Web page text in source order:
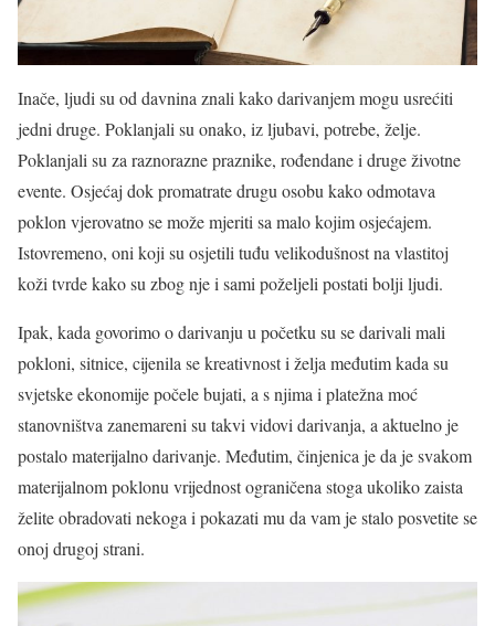
Inače, ljudi su od davnina znali kako darivanjem mogu usrećiti
jedni druge. Poklanjali su onako, iz ljubavi, potrebe, želje.
Poklanjali su za raznorazne praznike, rođendane i druge životne
evente. Osjećaj dok promatrate drugu osobu kako odmotava
poklon vjerovatno se može mjeriti sa malo kojim osjećajem.
Istovremeno, oni koji su osjetili tuđu velikodušnost na vlastitoj
koži tvrde kako su zbog nje i sami poželjeli postati bolji ljudi.
Ipak, kada govorimo o darivanju u početku su se darivali mali
pokloni, sitnice, cijenila se kreativnost i želja međutim kada su
svjetske ekonomije počele bujati, a s njima i platežna moć
stanovništva zanemareni su takvi vidovi darivanja, a aktuelno je
postalo materijalno darivanje. Međutim, činjenica je da je svakom
materijalnom poklonu vrijednost ograničena stoga ukoliko zaista
želite obradovati nekoga i pokazati mu da vam je stalo posvetite se
onoj drugoj strani.